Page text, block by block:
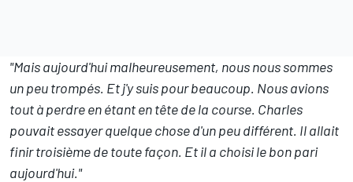
"Mais aujourd'hui malheureusement, nous nous sommes
un peu trompés. Et j'y suis pour beaucoup. Nous avions
tout à perdre en étant en tête de la course. Charles
pouvait essayer quelque chose d'un peu différent. Il allait
finir troisième de toute façon. Et il a choisi le bon pari
aujourd'hui."